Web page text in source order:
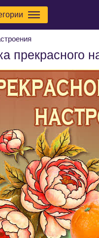
прекрасного